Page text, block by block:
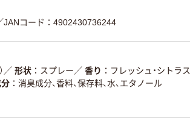
JANコード：4902430736244
／ 形状 スプレー ／ 香り フレッシュ・シトラス
消臭成分、香料、保存料、水、エタノール